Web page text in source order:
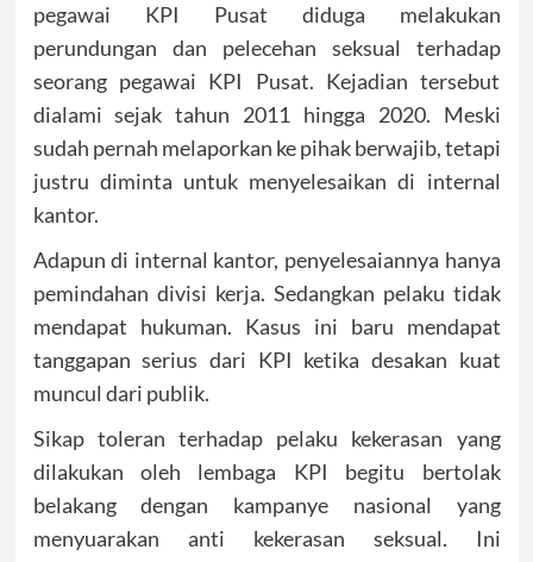
pegawai KPI Pusat diduga melakukan
perundungan dan pelecehan seksual terhadap
seorang pegawai KPI Pusat. Kejadian tersebut
dialami sejak tahun 2011 hingga 2020. Meski
sudah pernah melaporkan ke pihak berwajib, tetapi
justru diminta untuk menyelesaikan di internal
kantor.
Adapun di internal kantor, penyelesaiannya hanya
pemindahan divisi kerja. Sedangkan pelaku tidak
mendapat hukuman. Kasus ini baru mendapat
tanggapan serius dari KPI ketika desakan kuat
muncul dari publik.
Sikap toleran terhadap pelaku kekerasan yang
dilakukan oleh lembaga KPI begitu bertolak
belakang dengan kampanye nasional yang
menyuarakan anti kekerasan seksual. Ini